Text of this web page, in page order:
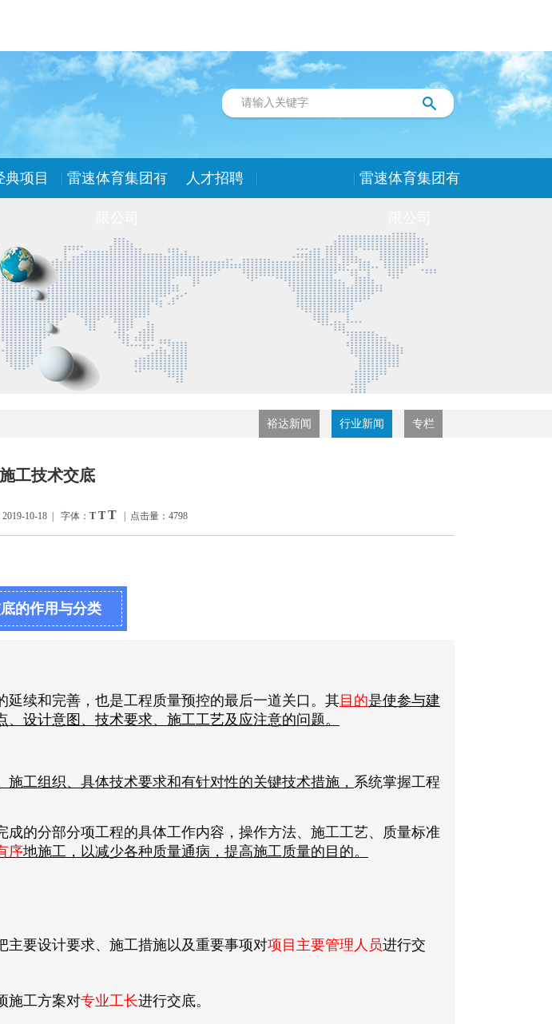
典项目 雷速体育集团有 人才招聘 雷速体育集团有
裕达新闻 行业新闻 专栏
工技术交底
10-18 | 字体： T T T| 点击量：4798
的作用与分类
续和完善，也是工程质量预控的最后一道关口。其目的是使参与建
设计意图、技术要求、施工工艺及应注意的问题。
施工组织、具体技术要求和有针对性的关键技术措施， 系统掌握工程
的分部分项工程的具体工作内容，操作方法、施工工艺、质量标准
序地施工，以减少各种质量通病，提高施工质量的目的。
要设计要求、施工措施以及重要事项对项目主要管理人员进行交
施工方案对专业工长进行交底。